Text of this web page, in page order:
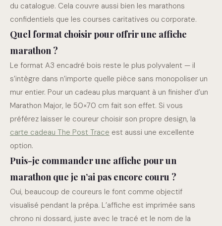
du catalogue. Cela couvre aussi bien les marathons
confidentiels que les courses caritatives ou corporate.
Quel format choisir pour offrir une affiche
marathon ?
Le format A3 encadré bois reste le plus polyvalent — il
s’intègre dans n’importe quelle pièce sans monopoliser un
mur entier. Pour un cadeau plus marquant à un finisher d’un
Marathon Major, le 50×70 cm fait son effet. Si vous
préférez laisser le coureur choisir son propre design, la
carte cadeau The Post Trace est aussi une excellente
option.
Puis-je commander une affiche pour un
marathon que je n’ai pas encore couru ?
Oui, beaucoup de coureurs le font comme objectif
visualisé pendant la prépa. L’affiche est imprimée sans
chrono ni dossard, juste avec le tracé et le nom de la